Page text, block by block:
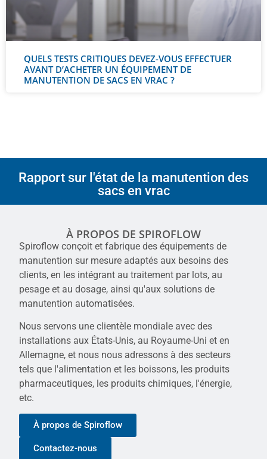
QUELS TESTS CRITIQUES DEVEZ-VOUS EFFECTUER
AVANT D’ACHETER UN ÉQUIPEMENT DE
MANUTENTION DE SACS EN VRAC ?
Rapport sur l'état de la manutention des
sacs en vrac
À PROPOS DE SPIROFLOW
Spiroflow conçoit et fabrique des équipements de
manutention sur mesure adaptés aux besoins des
clients, en les intégrant au traitement par lots, au
pesage et au dosage, ainsi qu'aux solutions de
manutention automatisées.
Nous servons une clientèle mondiale avec des
installations aux États-Unis, au Royaume-Uni et en
Allemagne, et nous nous adressons à des secteurs
tels que l'alimentation et les boissons, les produits
pharmaceutiques, les produits chimiques, l'énergie,
etc.
À propos de Spiroflow
Contactez-nous